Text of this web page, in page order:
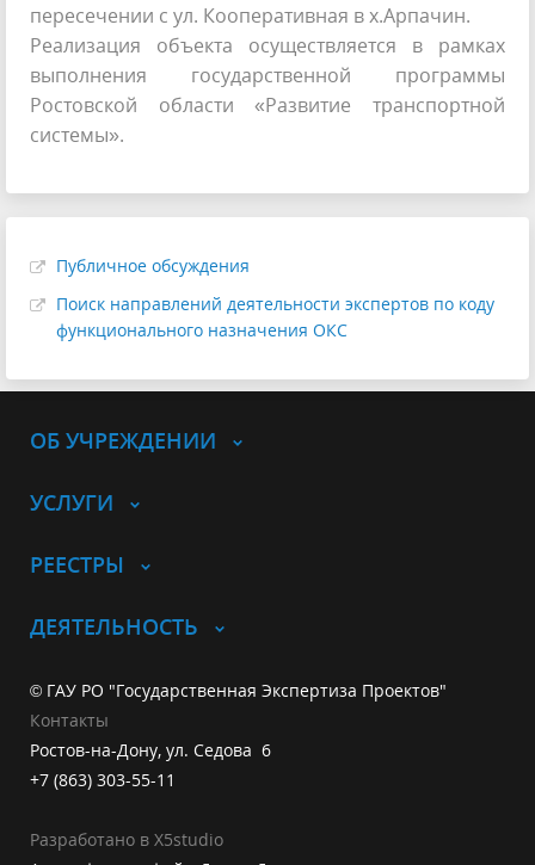
пересечении с ул. Кооперативная в х.Арпачин.
Реализация объекта осуществляется в рамках
выполнения государственной программы
Ростовской области «Развитие транспортной
системы».
Публичное обсуждения
Поиск направлений деятельности экспертов по коду
функционального назначения ОКС
ОБ УЧРЕЖДЕНИИ
УСЛУГИ
РЕЕСТРЫ
ДЕЯТЕЛЬНОСТЬ
© ГАУ РО "Государственная Экспертиза Проектов"
Контакты
Ростов-на-Дону, ул. Седова 6
+7 (863) 303-55-11
Разработано в X5studio